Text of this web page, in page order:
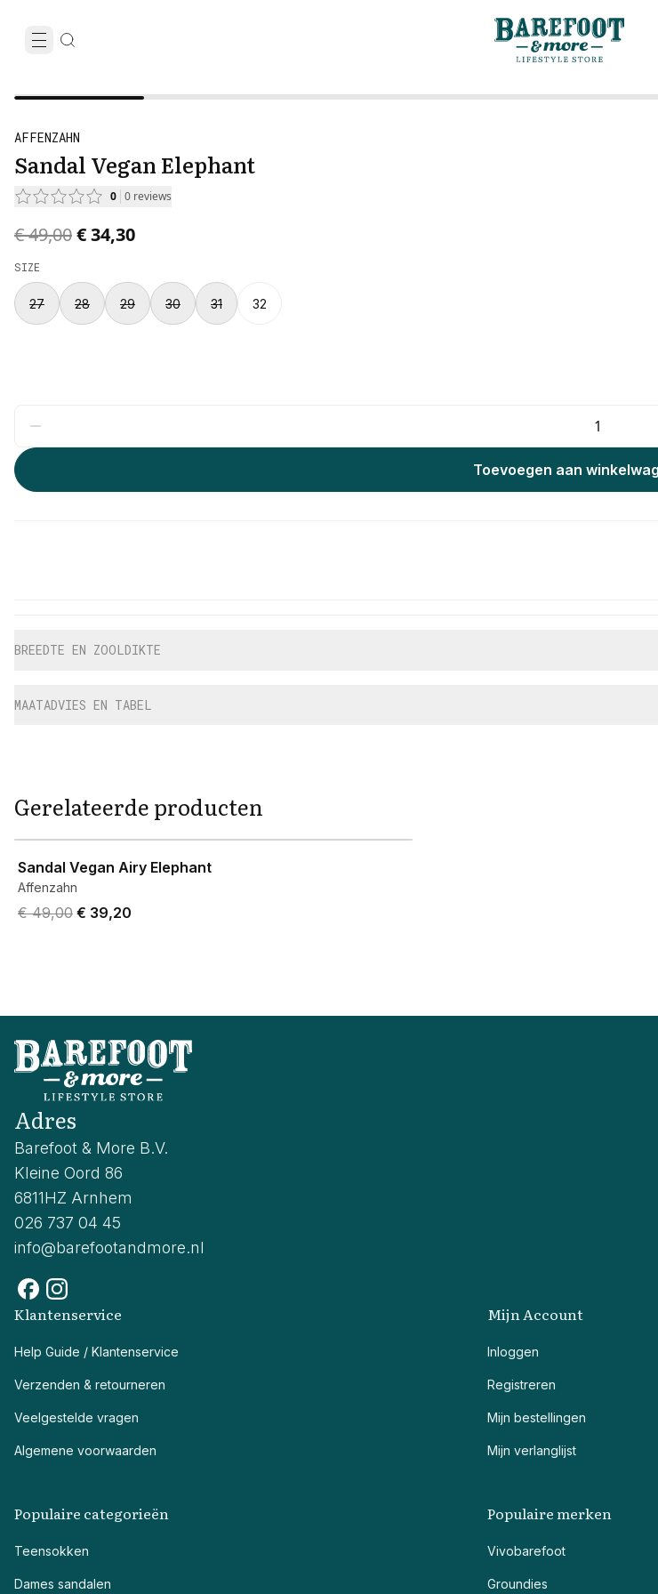
AFFENZAHN
Sandal Vegan Elephant
0 0 reviews
Original price was € 49,00.
€ 49,00Current price is € 34,30.
€ 34,30
SIZE
27 28 29 30 31 32
Toevoegen aan
BREEDTE EN ZOOLDIKTE
MAATADVIES EN TABEL
Gerelateerde producten
Sandal Vegan Airy Elephant
Affenzahn
Original price was € 49,00.
€ 49,00 Current price is € 39,20.
€ 39,20
Adres
Barefoot & More B.V.
Kleine Oord 86
6811HZ Arnhem
026 737 04 45
info@barefootandmore.nl
Klantenservice
Help Guide / Klantenservice
Verzenden & retourneren
Veelgestelde vragen
Algemene voorwaarden
Mijn Account
Inloggen
Registreren
Mijn bestellingen
Mijn verlanglijst
Populaire categorieën
Teensokken
Dames sandalen
Populaire merken
Vivobarefoot
Groundies